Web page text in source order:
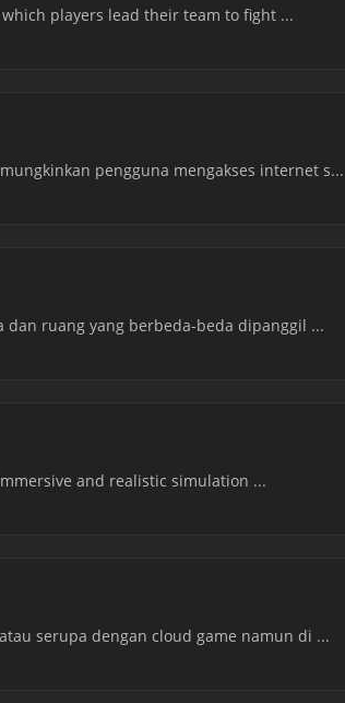
players lead their team to fight ...
pengguna mengakses internet s...
ruang yang berbeda-beda dipanggil ...
and realistic simulation ...
serupa dengan cloud game namun di ...